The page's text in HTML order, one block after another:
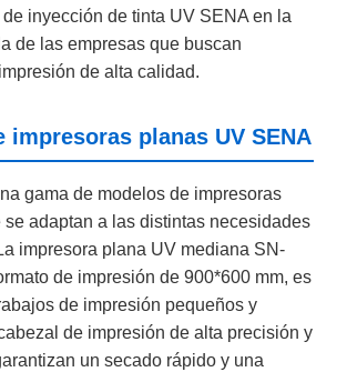
de inyección de tinta UV SENA en la
de las empresas que buscan
de alta calidad.
impresoras planas UV SENA
gama de modelos de impresoras
se adaptan a las distintas necesidades
impresora plana UV mediana SN-
de impresión de 900*600 mm, es
de impresión pequeños y
de impresión de alta precisión y
un secado rápido y una